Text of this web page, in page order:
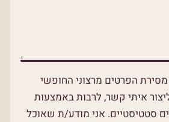
הפרטים מרצוני החופשי
איתי קשר, לרבות באמצעות
סטטיסטיים. אני מודע/ת שאוכל